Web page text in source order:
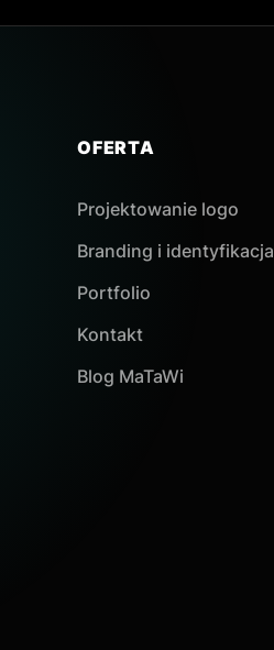
OFERTA
Projektowanie logo
Branding i identyfikacja
Portfolio
Kontakt
Blog MaTaWi